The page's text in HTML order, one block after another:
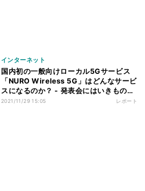
インターネット
国内初の一般向けローカル5Gサービス
「NURO Wireless 5G」はどんなサービ
スになるのか？ - 発表会にはいきものが
かり水野良樹さんも登場
2021/11/29 15:05 レポート